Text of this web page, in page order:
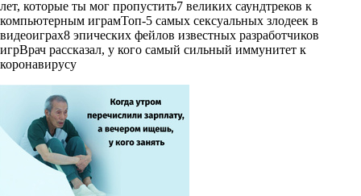
лет, которые ты мог пропустить7 великих саундтреков к
компьютерным играмТоп-5 самых сексуальных злодеек в
видеоиграх8 эпических фейлов известных разработчиков
игрВрач рассказал, у кого самый сильный иммунитет к
коронавирусу